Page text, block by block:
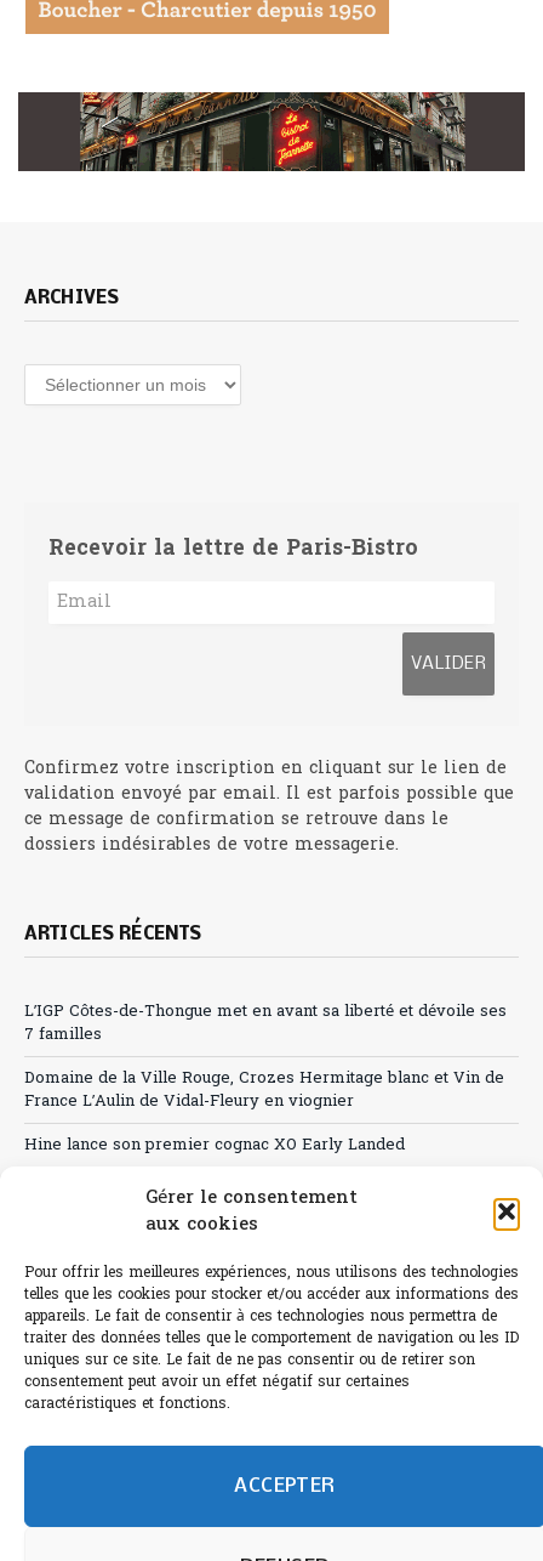
Gérer le consentement
aux cookies
Pour offrir les meilleures expériences, nous utilisons des technologies
telles que les cookies pour stocker et/ou accéder aux informations des
appareils. Le fait de consentir à ces technologies nous permettra de
traiter des données telles que le comportement de navigation ou les ID
uniques sur ce site. Le fait de ne pas consentir ou de retirer son
consentement peut avoir un effet négatif sur certaines
caractéristiques et fonctions.
ACCEPTER
ARCHIVES
Archives
Recevoir la lettre de Paris-Bistro
Confirmez votre inscription en cliquant sur le lien de
validation envoyé par email. Il est parfois possible que
ce message de confirmation se retrouve dans le
dossiers indésirables de votre messagerie.
ARTICLES RÉCENTS
L’IGP Côtes-de-Thongue met en avant sa liberté et dévoile ses
7 familles
Domaine de la Ville Rouge, Crozes Hermitage blanc et Vin de
France L’Aulin de Vidal-Fleury en viognier
Hine lance son premier cognac XO Early Landed
Canicule : A quand le CHR à « l’heure espagnole » ?
Sélection de rosés 2026
L'abus d'alcool est dangereux pour la santé.
humain et 0% IA de Paris Bistro Editions - SARL de Presse -
Informations légales etRGPD